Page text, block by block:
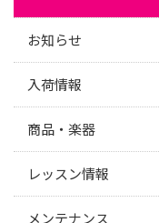
お知らせ
入荷情報
商品・楽器
レッスン情報
メンテナンス